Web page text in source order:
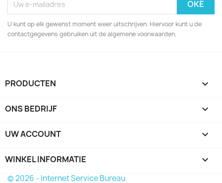
U kunt op elk gewenst moment weer uitschrijven. Hiervoor kunt u de
contactgegevens gebruiken uit de algemene voorwaarden.
PRODUCTEN 
ONS BEDRIJF 
UW ACCOUNT 
WINKEL INFORMATIE keyboard_arrow_down
© 2026 - Internet Service Bureau